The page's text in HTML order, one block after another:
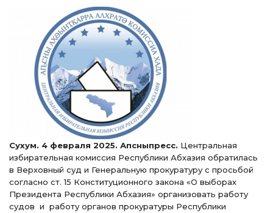
Сухум. 4 февраля 2025. Апсныпресс. Центральная
избирательная комиссия Республики Абхазия обратилась
в Верховный суд и Генеральную прокуратуру с просьбой
согласно ст. 15 Конституционного закона «О выборах
Президента Республики Абхазия» организовать работу
судов и работу органов прокуратуры Республики